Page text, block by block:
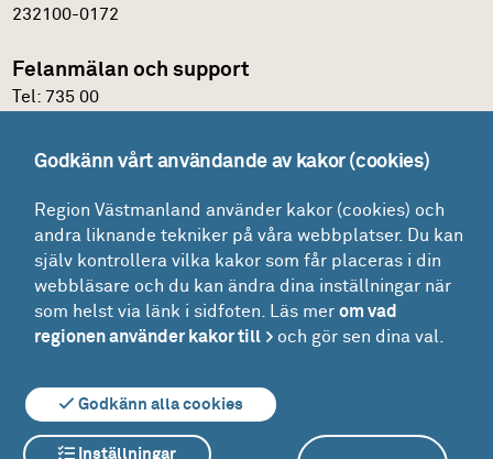
232100-0172
Felanmälan och support
Tel: 735 00
Glömt lösenordet?
Mina ärenden
Lokaler
Drift - felanmälan och beställning
Godkänn vårt användande av kakor (cookies)
Region Västmanland använder kakor (cookies) och
andra liknande tekniker på våra webbplatser. Du kan
själv kontrollera vilka kakor som får placeras i din
webbläsare och du kan ändra dina inställningar när
som helst via länk i sidfoten. Läs merom vad
regionen använder kakor till
och gör sen dina val.
Godkänn alla cookies
Inställningar